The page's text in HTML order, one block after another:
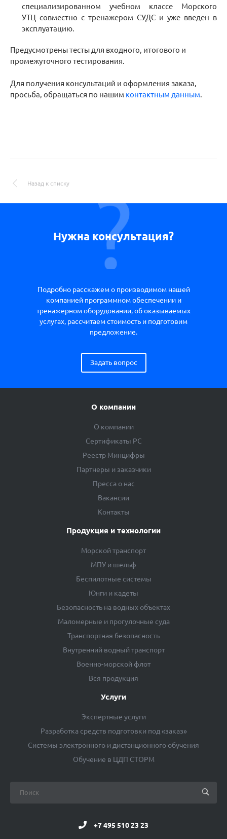
специализированном учебном классе Морского
УТЦ совместно с тренажером СУДС и уже введен в
эксплуатацию.
Предусмотрены тесты для входного, итогового и
промежуточного тестирования.
Для получения консультаций и оформления заказа,
просьба, обращаться по нашим контактным данным.
Назад к списку
Нужна консультация?
Подробно расскажем о производимом нашей
компанией программном обеспечении и
тренажерном оборудовании, об оказываемых
услугах, рассчитаем стоимость и подготовим
предложение.
Задать вопрос
О компании
О компании
Сертификаты РС
Реестр Минцифры
Партнеры и заказчики
Пресса о нас
Вакансии
Контакты
Продукция и технологии
Морской транспорт
МПУ и шельф
Беспилотные системы
Юнги и кадеты
Безопасность на водных объектах
Маломерные и прогулочные суда
Транспортная безопасность
Внутренний водный транспорт
Военно-морской флот
Вся продукция
Услуги
Экспертные услуги
Разработка средств подготовки под «заказ»
Системы электронного и дистанционного обучения
Обучение в ЦДП СТОРМ
+7 495 510 23 23